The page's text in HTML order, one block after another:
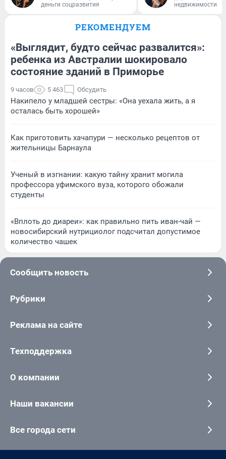
деньги соцразвития
недвижимости
РЕКОМЕНДУЕМ
«Выглядит, будто сейчас развалится»:
ребенка из Австралии шокировало
состояние зданий в Приморье
9 часов 5 463 Обсудить
Накипело у младшей сестры: «Она уехала жить, а я
осталась быть хорошей»
Как приготовить хачапури — несколько рецептов от
жительницы Барнаула
Ученый в изгнании: какую тайну хранит могила
профессора уфимского вуза, которого обожали
студенты
«Вплоть до диареи»: как правильно пить иван-чай —
новосибирский нутрициолог подсчитал допустимое
количество чашек
Сообщить новость
Рубрики
Реклама на сайте
Техподдержка
О компании
Наши вакансии
Все города сети